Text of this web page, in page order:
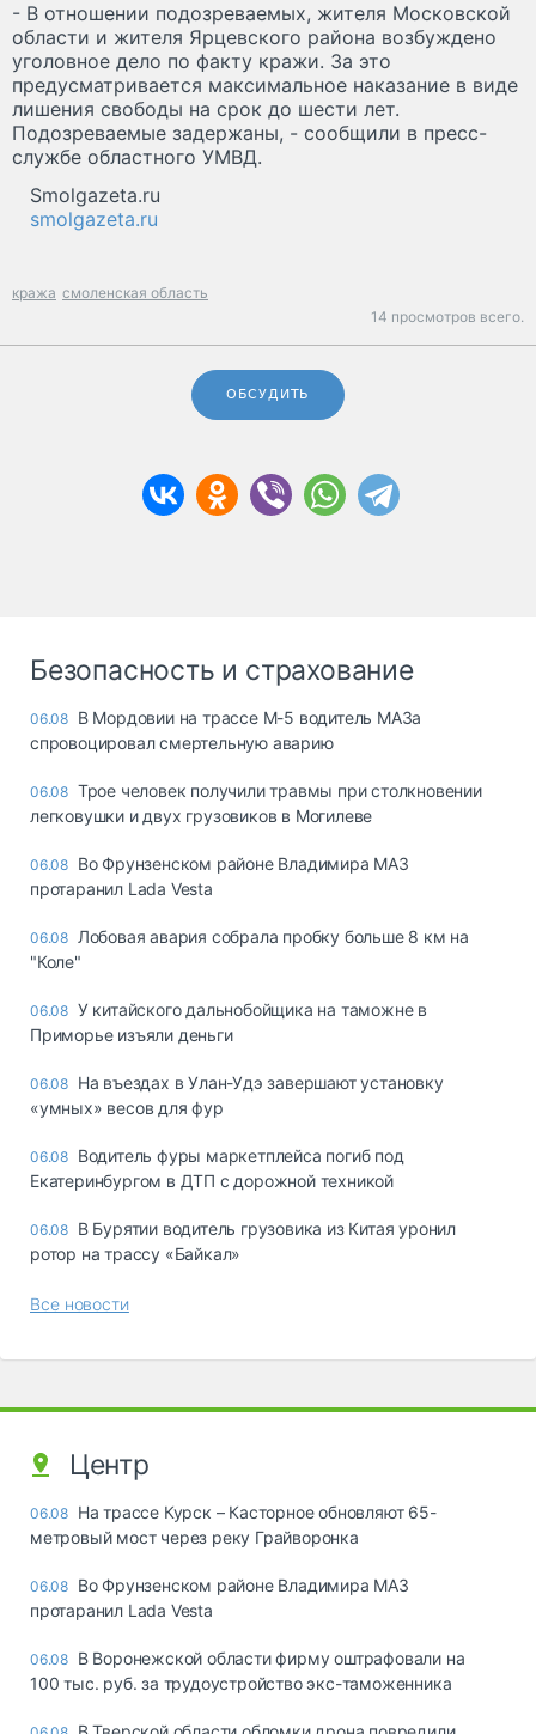
- В отношении подозреваемых, жителя Московской
области и жителя Ярцевского района возбуждено
уголовное дело по факту кражи. За это
предусматривается максимальное наказание в виде
лишения свободы на срок до шести лет.
Подозреваемые задержаны, - сообщили в пресс-
службе областного УМВД.
Smolgazeta.ru
smolgazeta.ru
кража смоленская область
14 просмотров всего.
ОБСУДИТЬ
Безопасность и страхование
06.08 В Мордовии на трассе М-5 водитель МАЗа
спровоцировал смертельную аварию
06.08 Трое человек получили травмы при столкновении
легковушки и двух грузовиков в Могилеве
06.08 Во Фрунзенском районе Владимира МАЗ
протаранил Lada Vesta
06.08 Лобовая авария собрала пробку больше 8 км на
"Коле"
06.08 У китайского дальнобойщика на таможне в
Приморье изъяли деньги
06.08 Ha въeздax в Улaн-Удэ зaвepшaют ycтaнoвкy
«yмныx» вecoв для фyp
06.08 Водитель фуры маркетплейса погиб под
Екатеринбургом в ДТП с дорожной техникой
06.08 В Бурятии водитель грузовика из Китая уронил
ротор на трассу «Байкал»
Все новости
Центр
06.08 На трассе Курск – Касторное обновляют 65-
метровый мост через реку Грайворонка
06.08 Во Фрунзенском районе Владимира МАЗ
протаранил Lada Vesta
06.08 В Воронежской области фирму оштрафовали на
100 тыс. руб. за трудоустройство экс-таможенника